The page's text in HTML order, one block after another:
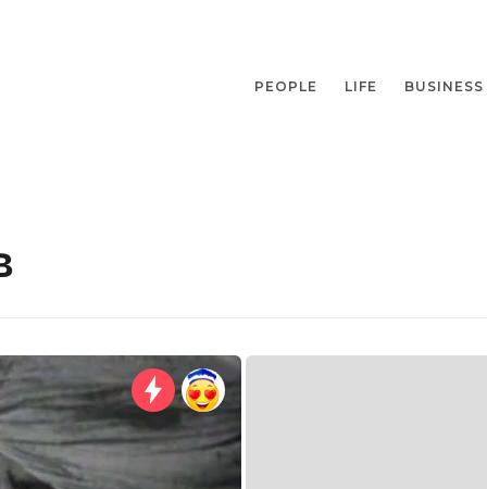
PEOPLE LIFE BUSINESS